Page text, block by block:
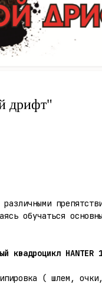
дрифт"
обучаться
квадроцикл HANTER
( шлем,